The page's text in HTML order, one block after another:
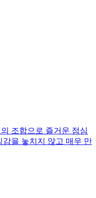
조합으로 즐거운 점심
을 놓치지 않고 매우 만